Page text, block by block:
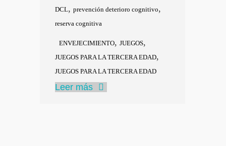
DCL, prevención deterioro cognitivo,
reserva cognitiva
ENVEJECIMIENTO, JUEGOS,
JUEGOS PARA LA TERCERA EDAD,
JUEGOS PARA LA TERCERA EDAD
Leer más